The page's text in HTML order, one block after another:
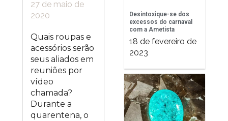
27 de maio de
2020
Quais roupas e
acessórios serão
seus aliados em
reuniões por
vídeo
chamada?
Durante a
quarentena, o
Desintoxique-se dos
excessos do carnaval
com a Ametista
18 de fevereiro de
2023